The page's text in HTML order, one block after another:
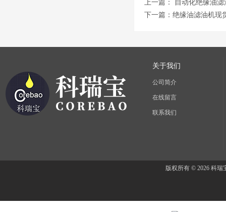
上一篇：
自动化绝缘油滤
下一篇： 绝缘油滤油机现
关于我们
公司简介
在线留言
联系我们
版权所有 © 2026 科